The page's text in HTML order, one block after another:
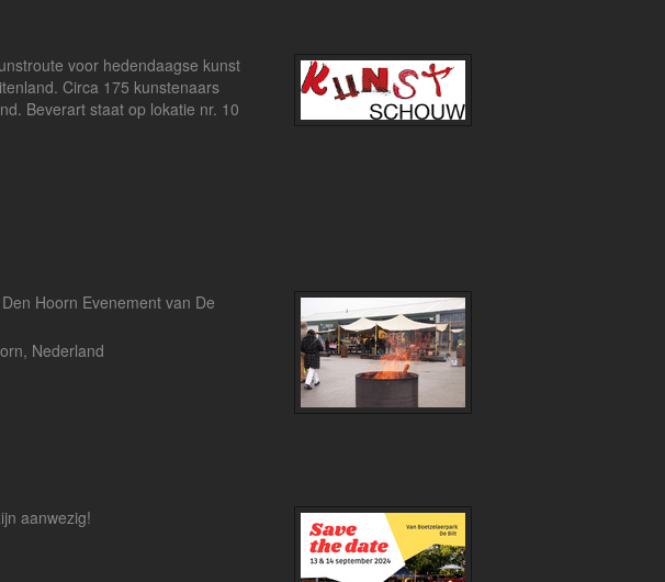
voor hedendaagse kunst
Circa 175 kunstenaars
Beverart staat op lokatie nr. 10
Hoorn Evenement van De
Nederland
aanwezig!